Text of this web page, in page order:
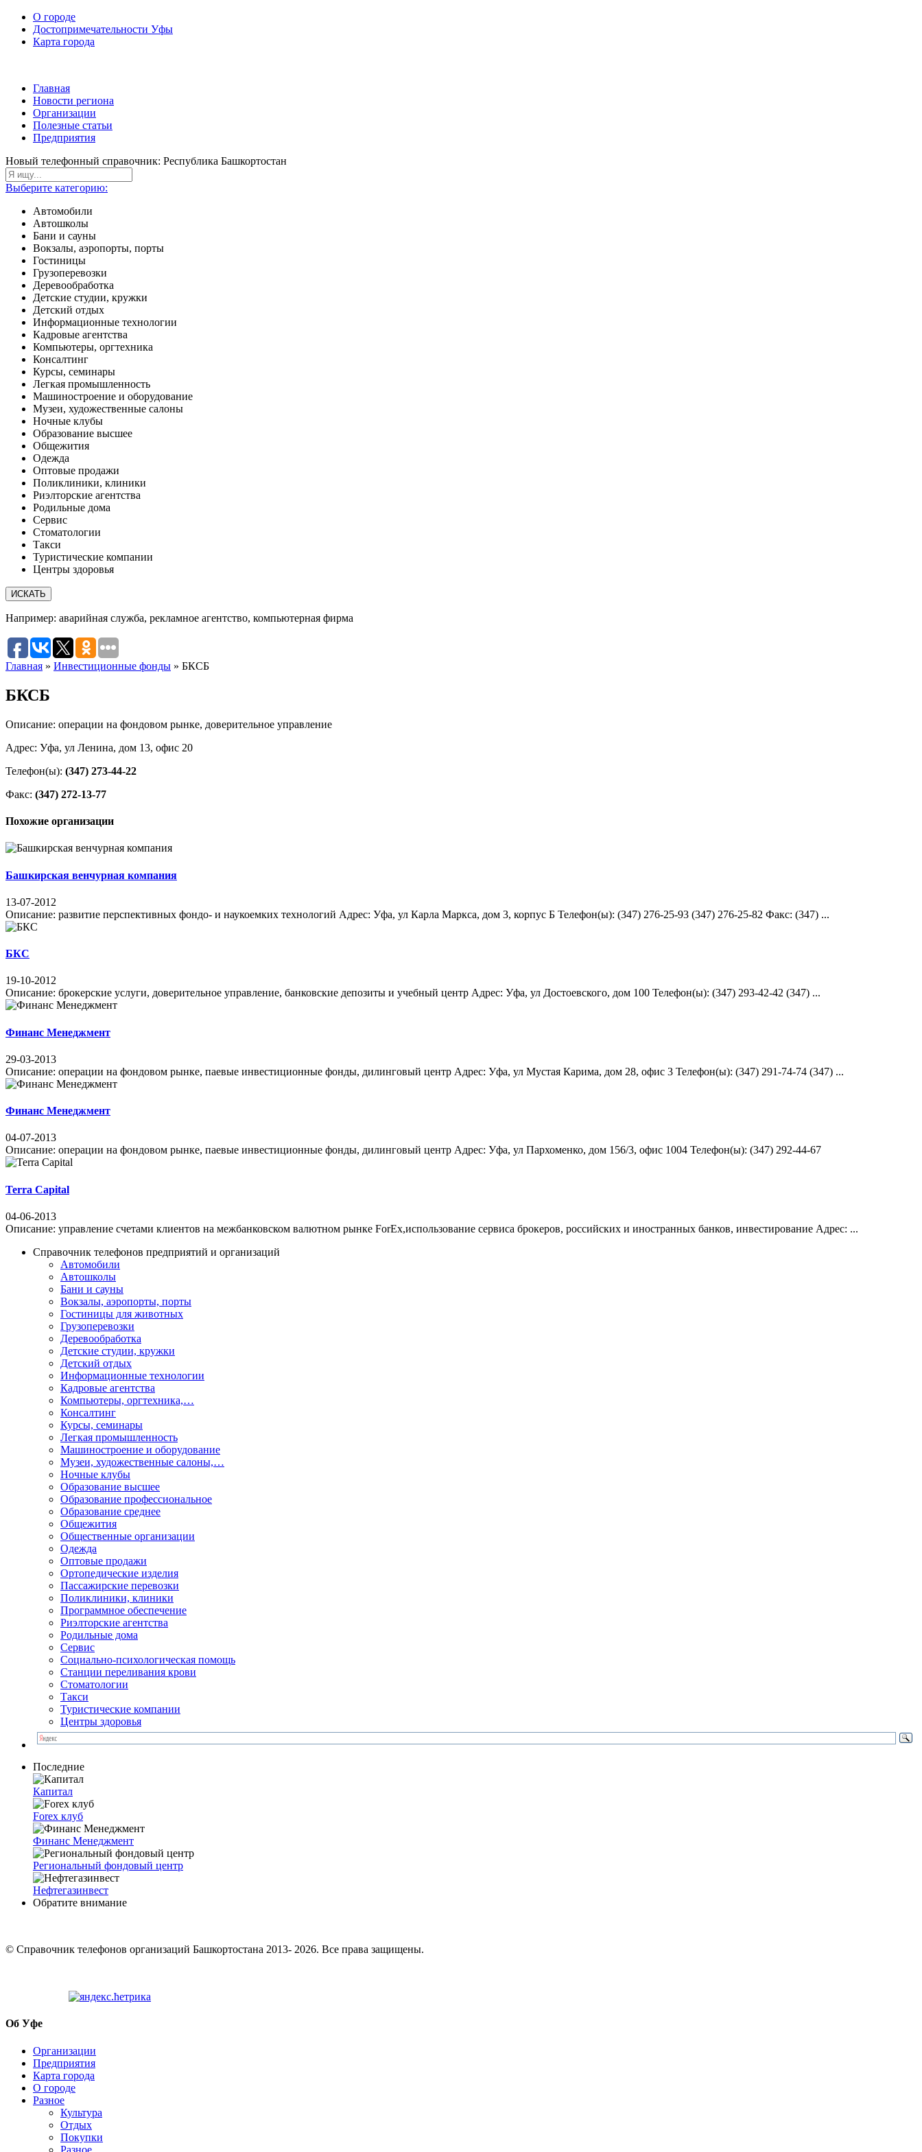
О городе
Достопримечательности Уфы
Карта города
Главная
Новости региона
Организации
Полезные статьи
Предприятия
Новый телефонный справочник: Республика Башкортостан
Выберите категорию:
Автомобили
Автошколы
Бани и сауны
Вокзалы, аэропорты, порты
Гостиницы
Грузоперевозки
Деревообработка
Детские студии, кружки
Детский отдых
Информационные технологии
Кадровые агентства
Компьютеры, оргтехника
Консалтинг
Курсы, семинары
Легкая промышленность
Машиностроение и оборудование
Музеи, художественные салоны
Ночные клубы
Образование высшее
Общежития
Одежда
Оптовые продажи
Поликлиники, клиники
Риэлторские агентства
Родильные дома
Сервис
Стоматологии
Такси
Туристические компании
Центры здоровья
Например: аварийная служба, рекламное агентство, компьютерная фирма
Главная » Инвестиционные фонды » БКСБ
БКСБ
Описание: операции на фондовом рынке, доверительное управление
Адрес: Уфа, ул Ленина, дом 13, офис 20
Телефон(ы): (347) 273-44-22
Факс: (347) 272-13-77
Похожие организации
Башкирская венчурная компания
13-07-2012
Описание: развитие перспективных фондо- и наукоемких технологий Адрес: Уфа, ул Карла Маркса, дом 3, корпус Б Телефон(ы): (347) 276-25-93 (347) 276-25-82 Факс: (347) ...
БКС
19-10-2012
Описание: брокерские услуги, доверительное управление, банковские депозиты и учебный центр Адрес: Уфа, ул Достоевского, дом 100 Телефон(ы): (347) 293-42-42 (347) ...
Финанс Менеджмент
29-03-2013
Описание: операции на фондовом рынке, паевые инвестиционные фонды, дилинговый центр Адрес: Уфа, ул Мустая Карима, дом 28, офис 3 Телефон(ы): (347) 291-74-74 (347) ...
Финанс Менеджмент
04-07-2013
Описание: операции на фондовом рынке, паевые инвестиционные фонды, дилинговый центр Адрес: Уфа, ул Пархоменко, дом 156/3, офис 1004 Телефон(ы): (347) 292-44-67
Terra Capital
04-06-2013
Описание: управление счетами клиентов на межбанковском валютном рынке ForEx,использование сервиса брокеров, российских и иностранных банков, инвестирование Адрес: ...
Справочник телефонов предприятий и организаций
Автомобили
Автошколы
Бани и сауны
Вокзалы, аэропорты, порты
Гостиницы для животных
Грузоперевозки
Деревообработка
Детские студии, кружки
Детский отдых
Информационные технологии
Кадровые агентства
Компьютеры, оргтехника,…
Консалтинг
Курсы, семинары
Легкая промышленность
Машиностроение и оборудование
Музеи, художественные салоны,…
Ночные клубы
Образование высшее
Образование профессиональное
Образование среднее
Общежития
Общественные организации
Одежда
Оптовые продажи
Ортопедические изделия
Пассажирские перевозки
Поликлиники, клиники
Программное обеспечение
Риэлторские агентства
Родильные дома
Сервис
Социально-психологическая помощь
Станции переливания крови
Стоматологии
Такси
Туристические компании
Центры здоровья
Последние
Капитал
Forex клуб
Финанс Менеджмент
Региональный фондовый центр
Нефтегазинвест
Обратите внимание
© Cправочник телефонов организаций Башкортостана 2013- 2026. Все права защищены.
Об Уфе
Организации
Предприятия
Карта города
О городе
Разное
Культура
Отдых
Покупки
Разное